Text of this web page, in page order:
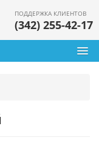
ПОДДЕРЖКА КЛИЕНТОВ
(342) 255-42-17